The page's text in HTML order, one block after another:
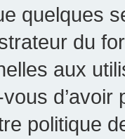
quelques
du
aux
d’avoir
politique